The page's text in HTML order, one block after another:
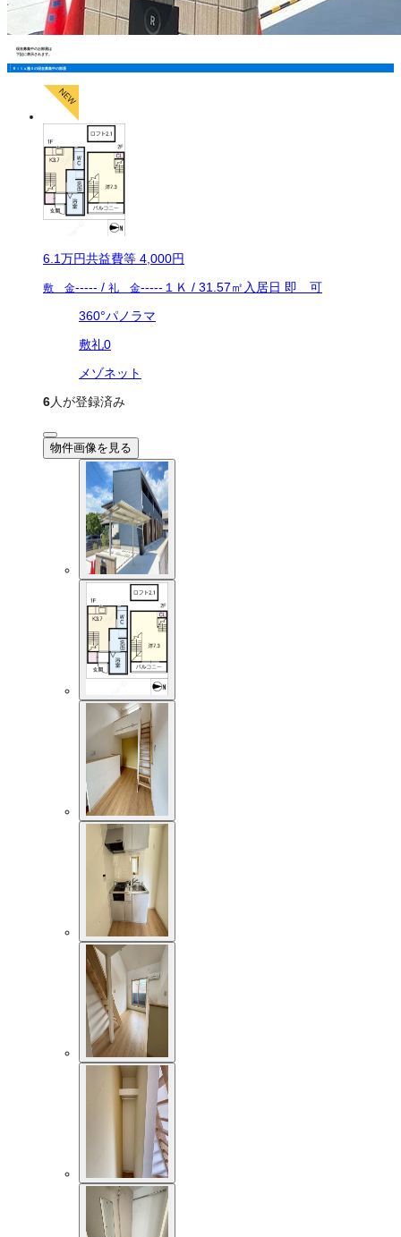
現在募集中のお部屋は
下記に表示されます。
Ｒｉｔｕ雅Ⅱの現在募集中の部屋
6.1万円共益費等 4,000円
敷 金----- / 礼 金----- １Ｋ / 31.57㎡ 入居日 即 可
360°パノラマ
敷礼0
メゾネット
6人が登録済み
物件画像を見る